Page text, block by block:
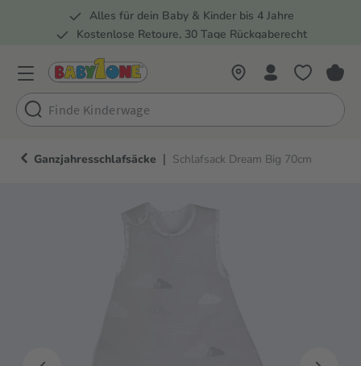
Zur Hauptnavigation springen
Alles für dein Baby & Kinder bis 4 Jahre
Kostenlose Retoure, 30 Tage Rückgaberecht
Ganzjahresschlafsäcke | Schlafsack Dream Big 70cm